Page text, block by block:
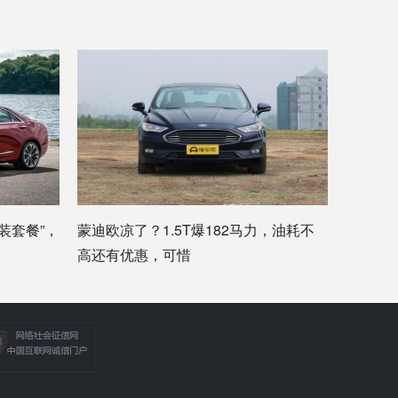
餐”，
蒙迪欧凉了？1.5T爆182马力，油耗不
高还有优惠，可惜